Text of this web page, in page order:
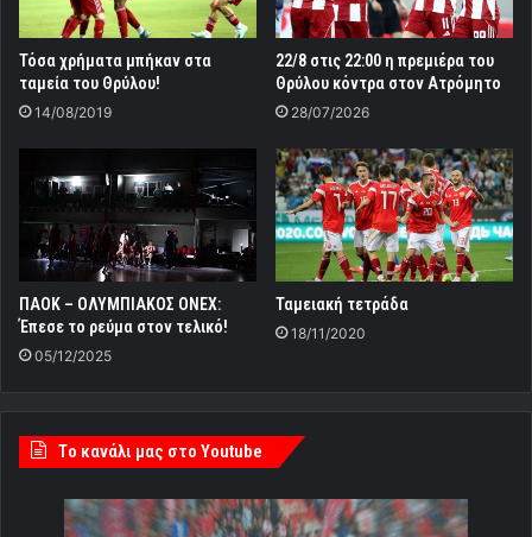
Τόσα χρήματα μπήκαν στα
ταμεία του Θρύλου!
14/08/2019
22/8 στις 22:00 η πρεμιέρα του
Θρύλου κόντρα στον Ατρόμητο
28/07/2026
ΠΑΟΚ – ΟΛΥΜΠΙΑΚΟΣ ONEX:
Έπεσε το ρεύμα στον τελικό!
05/12/2025
Ταμειακή τετράδα
18/11/2020
Tο κανάλι μας στο Youtube